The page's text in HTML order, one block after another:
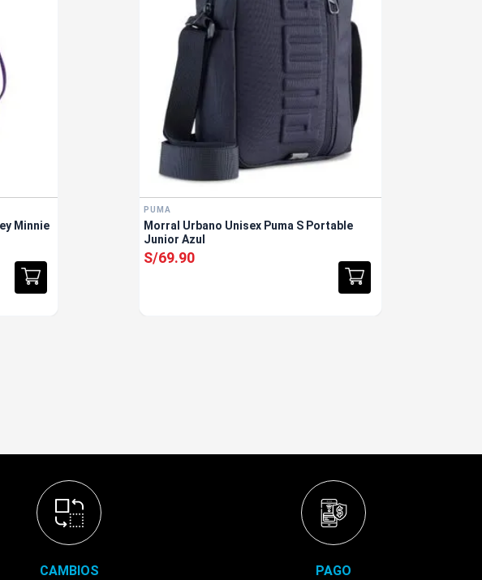
Minnie
PUMA
Morral Urbano Unisex Puma S Portable
Junior Azul
S/69.90
CAMBIOS PAGO